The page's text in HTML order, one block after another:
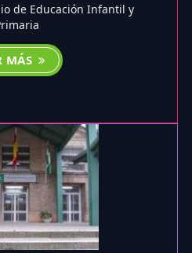
de Educación Infantil y
MÁS